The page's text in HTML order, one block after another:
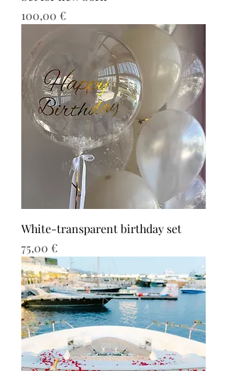
Τιμή
100,00 €
White-transparent birthday set
Τιμή
75,00 €